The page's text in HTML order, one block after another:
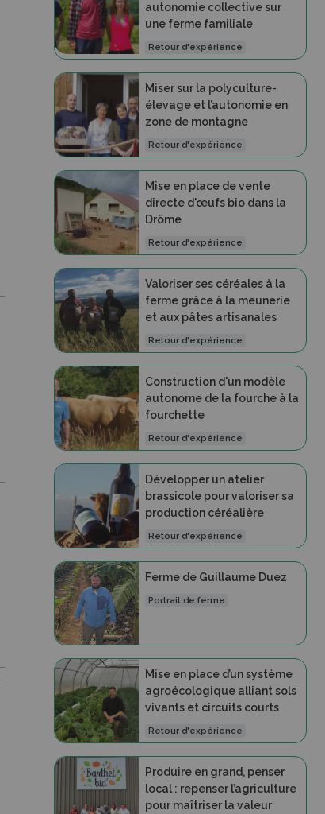
autonomie collective sur
une ferme familiale
Retour d'expérience
Miser sur la polyculture-
élevage et l’autonomie en
zone de montagne
Retour d'expérience
Mise en place de vente
directe d'œufs bio dans la
Drôme
Retour d'expérience
Valoriser ses céréales à la
ferme grâce à la meunerie
et aux pâtes artisanales
Retour d'expérience
Construction d'un modèle
autonome de la fourche à la
fourchette
Retour d'expérience
Développer un atelier
brassicole pour valoriser sa
production céréalière
Retour d'expérience
Ferme de Guillaume Duez
Portrait de ferme
Mise en place d’un système
agroécologique alliant sols
vivants et circuits courts
Retour d'expérience
Produire en grand, penser
local : repenser l’agriculture
pour maîtriser la valeur